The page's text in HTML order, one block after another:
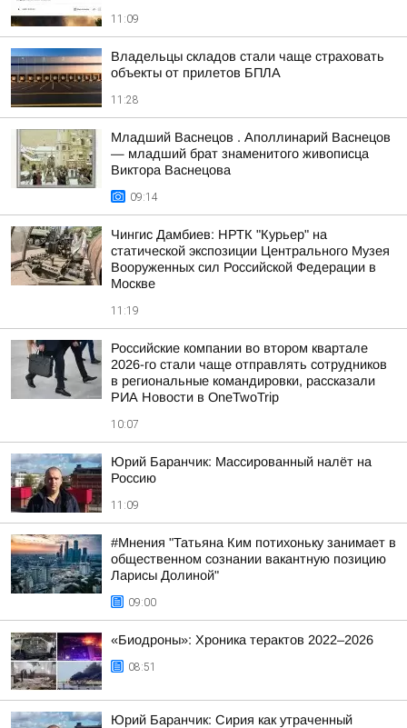
11:09
Владельцы складов стали чаще страховать
объекты от прилетов БПЛА
11:28
Младший Васнецов . Аполлинарий Васнецов
— младший брат знаменитого живописца
Виктора Васнецова
09:14
Чингис Дамбиев: НРТК "Курьер" на
статической экспозиции Центрального Музея
Вооруженных сил Российской Федерации в
Москве
11:19
Российские компании во втором квартале
2026-го стали чаще отправлять сотрудников
в региональные командировки, рассказали
РИА Новости в OneTwoTrip
10:07
Юрий Баранчик: Массированный налёт на
Россию
11:09
#Мнения "Татьяна Ким потихоньку занимает в
общественном сознании вакантную позицию
Ларисы Долиной"
09:00
«Биодроны»: Хроника терактов 2022–2026
08:51
Юрий Баранчик: Сирия как утраченный